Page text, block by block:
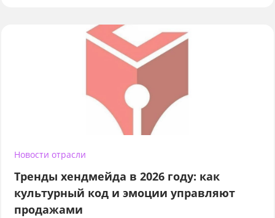
Новости отрасли
Тренды хендмейда в 2026 году: как
культурный код и эмоции управляют
продажами